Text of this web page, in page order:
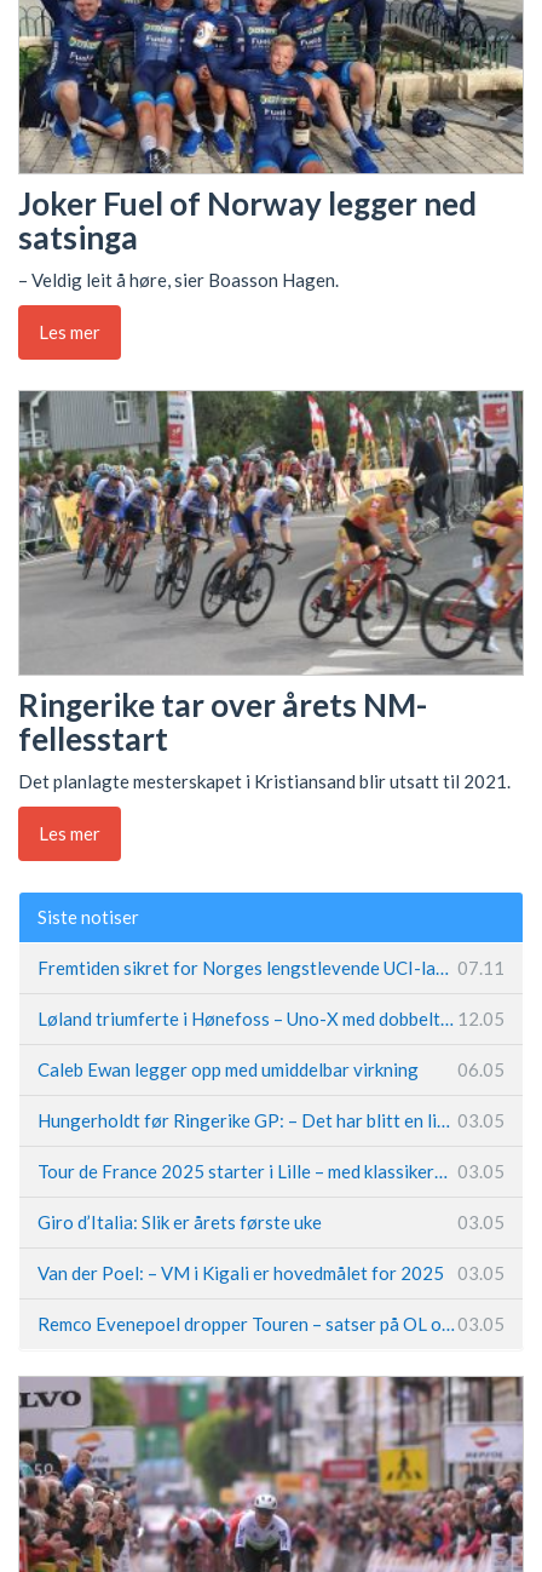
Joker Fuel of Norway legger ned
satsinga
– Veldig leit å høre, sier Boasson Hagen.
Les mer
Ringerike tar over årets NM-
fellesstart
Det planlagte mesterskapet i Kristiansand blir utsatt til 2021.
Les mer
Siste notiser
Fremtiden sikret for Norges lengstlevende UCI-lag – Kristoff trer inn i sentral rolle 07.11
Løland triumferte i Hønefoss – Uno-X med dobbeltslag på hjemmebane 12.05
Caleb Ewan legger opp med umiddelbar virkning 06.05
Hungerholdt før Ringerike GP: – Det har blitt en livsstil 03.05
Tour de France 2025 starter i Lille – med klassikerpreg 03.05
Giro d’Italia: Slik er årets første uke 03.05
Van der Poel: – VM i Kigali er hovedmålet for 2025 03.05
Remco Evenepoel dropper Touren – satser på OL og Vueltaen03.05